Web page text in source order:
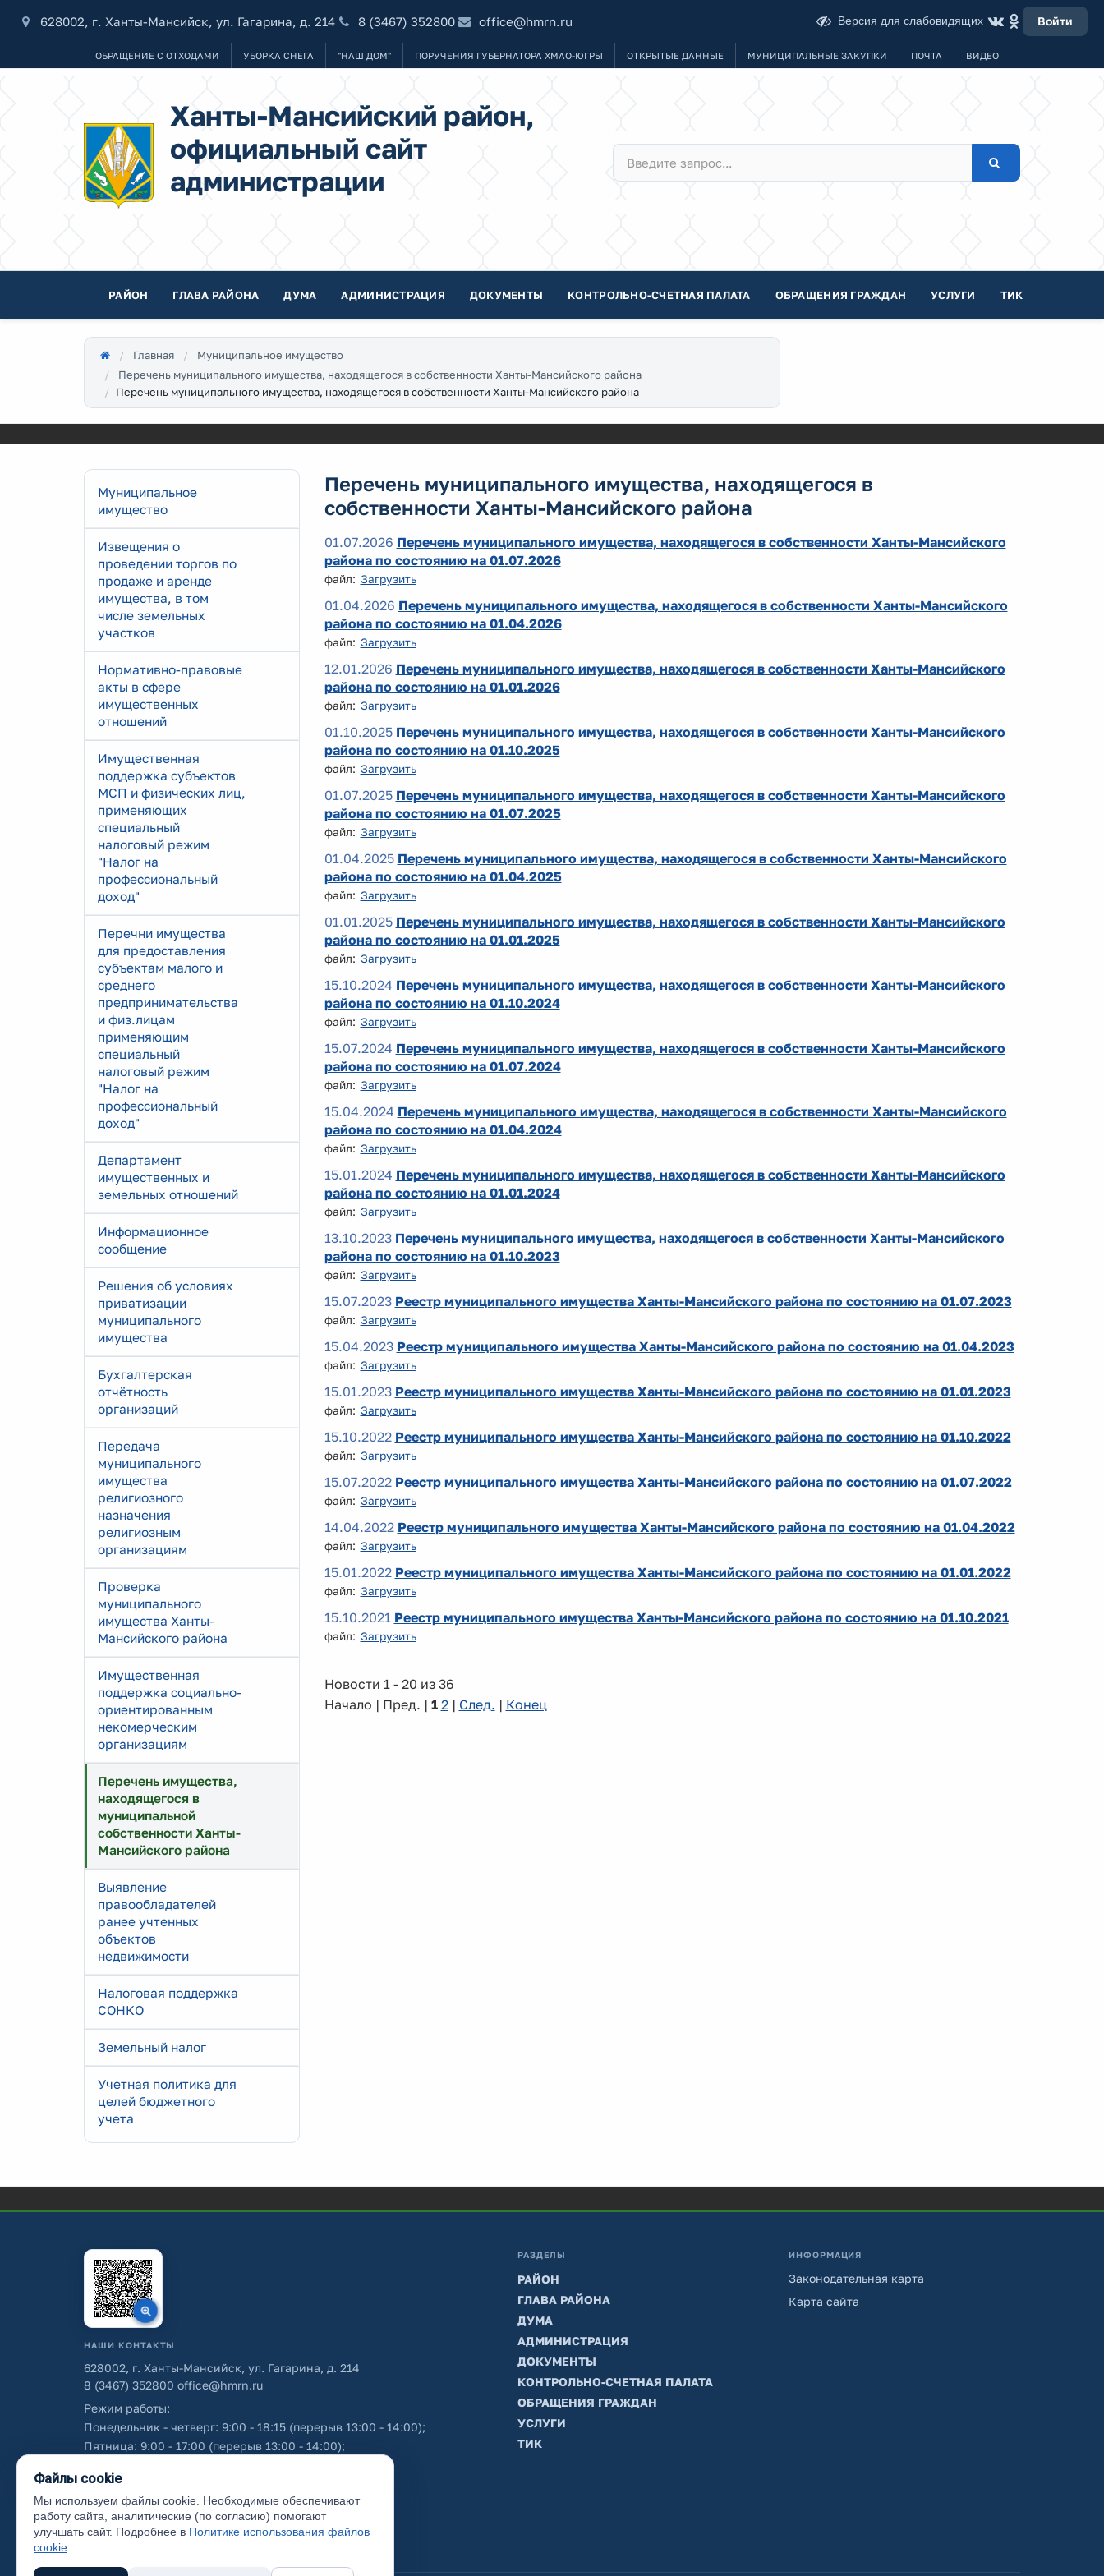
628002, г. Ханты-Мансийск, ул. Гагарина, д. 214 8 (3467) 352800 office@hmrn.ru Версия для слабовидящих Войти
ОБРАЩЕНИЕ С ОТХОДАМИ УБОРКА СНЕГА "НАШ ДОМ" ПОРУЧЕНИЯ ГУБЕРНАТОРА ХМАО-ЮГРЫ ОТКРЫТЫЕ ДАННЫЕ МУНИЦИПАЛЬНЫЕ ЗАКУПКИ ПОЧТА ВИДЕО
Ханты-Мансийский район,
официальный сайт
администрации
РАЙОН ГЛАВА РАЙОНА ДУМА АДМИНИСТРАЦИЯ ДОКУМЕНТЫ КОНТРОЛЬНО-СЧЕТНАЯ ПАЛАТА ОБРАЩЕНИЯ ГРАЖДАН УСЛУГИ ТИК
Главная
Муниципальное имущество
Перечень муниципального имущества, находящегося в собственности Ханты-Мансийского района
Перечень муниципального имущества, находящегося в собственности Ханты-Мансийского района
Муниципальное
имущество
Извещения о
проведении торгов по
продаже и аренде
имущества, в том
числе земельных
участков
Нормативно-правовые
акты в сфере
имущественных
отношений
Имущественная
поддержка субъектов
МСП и физических лиц,
применяющих
специальный
налоговый режим
"Налог на
профессиональный
доход"
Перечни имущества
для предоставления
субъектам малого и
среднего
предпринимательства
и физ.лицам
применяющим
специальный
налоговый режим
"Налог на
профессиональный
доход"
Департамент
имущественных и
земельных отношений
Информационное
сообщение
Решения об условиях
приватизации
муниципального
имущества
Бухгалтерская
отчётность
организаций
Передача
муниципального
имущества
религиозного
назначения
религиозным
организациям
Проверка
муниципального
имущества Ханты-
Мансийского района
Имущественная
поддержка социально-
ориентированным
некомерческим
организациям
Перечень имущества,
находящегося в
муниципальной
собственности Ханты-
Мансийского района
Выявление
правообладателей
ранее учтенных
объектов
недвижимости
Налоговая поддержка
СОНКО
Земельный налог
Учетная политика для
целей бюджетного
учета
Перечень муниципального имущества, находящегося в
собственности Ханты-Мансийского района
01.07.2026 Перечень муниципального имущества, находящегося в собственности Ханты-Мансийского
района по состоянию на 01.07.2026
файл: Загрузить
01.04.2026 Перечень муниципального имущества, находящегося в собственности Ханты-Мансийского
района по состоянию на 01.04.2026
файл: Загрузить
12.01.2026 Перечень муниципального имущества, находящегося в собственности Ханты-Мансийского
района по состоянию на 01.01.2026
файл: Загрузить
01.10.2025 Перечень муниципального имущества, находящегося в собственности Ханты-Мансийского
района по состоянию на 01.10.2025
файл: Загрузить
01.07.2025 Перечень муниципального имущества, находящегося в собственности Ханты-Мансийского
района по состоянию на 01.07.2025
файл: Загрузить
01.04.2025 Перечень муниципального имущества, находящегося в собственности Ханты-Мансийского
района по состоянию на 01.04.2025
файл: Загрузить
01.01.2025 Перечень муниципального имущества, находящегося в собственности Ханты-Мансийского
района по состоянию на 01.01.2025
файл: Загрузить
15.10.2024 Перечень муниципального имущества, находящегося в собственности Ханты-Мансийского
района по состоянию на 01.10.2024
файл: Загрузить
15.07.2024 Перечень муниципального имущества, находящегося в собственности Ханты-Мансийского
района по состоянию на 01.07.2024
файл: Загрузить
15.04.2024 Перечень муниципального имущества, находящегося в собственности Ханты-Мансийского
района по состоянию на 01.04.2024
файл: Загрузить
15.01.2024 Перечень муниципального имущества, находящегося в собственности Ханты-Мансийского
района по состоянию на 01.01.2024
файл: Загрузить
13.10.2023 Перечень муниципального имущества, находящегося в собственности Ханты-Мансийского
района по состоянию на 01.10.2023
файл: Загрузить
15.07.2023 Реестр муниципального имущества Ханты-Мансийского района по состоянию на 01.07.2023
файл: Загрузить
15.04.2023 Реестр муниципального имущества Ханты-Мансийского района по состоянию на 01.04.2023
файл: Загрузить
15.01.2023 Реестр муниципального имущества Ханты-Мансийского района по состоянию на 01.01.2023
файл: Загрузить
15.10.2022 Реестр муниципального имущества Ханты-Мансийского района по состоянию на 01.10.2022
файл: Загрузить
15.07.2022 Реестр муниципального имущества Ханты-Мансийского района по состоянию на 01.07.2022
файл: Загрузить
14.04.2022 Реестр муниципального имущества Ханты-Мансийского района по состоянию на 01.04.2022
файл: Загрузить
15.01.2022 Реестр муниципального имущества Ханты-Мансийского района по состоянию на 01.01.2022
файл: Загрузить
15.10.2021 Реестр муниципального имущества Ханты-Мансийского района по состоянию на 01.10.2021
файл: Загрузить
Новости 1 - 20 из 36
Начало | Пред. | 1 2| След. | Конец
НАШИ КОНТАКТЫ
628002, г. Ханты-Мансийск, ул. Гагарина, д. 214
8 (3467) 352800 office@hmrn.ru
Режим работы:
Понедельник - четверг: 9:00 - 18:15 (перерыв 13:00 - 14:00);
Пятница: 9:00 - 17:00 (перерыв 13:00 - 14:00);
Об использовании персональных данных
РАЗДЕЛЫ
РАЙОН
ГЛАВА РАЙОНА
ДУМА
АДМИНИСТРАЦИЯ
ДОКУМЕНТЫ
КОНТРОЛЬНО-СЧЕТНАЯ ПАЛАТА
ОБРАЩЕНИЯ ГРАЖДАН
УСЛУГИ
ТИК
ИНФОРМАЦИЯ
Законодательная карта
Карта сайта
Файлы cookie
Мы используем файлы cookie. Необходимые обеспечивают
работу сайта, аналитические (по согласию) помогают
улучшать сайт. Подробнее в Политике использования файлов
cookie